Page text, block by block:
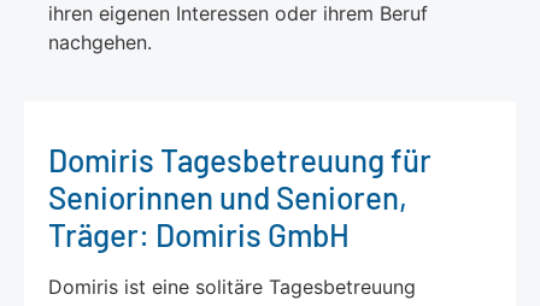
ihren eigenen Interessen oder ihrem Beruf
nachgehen.
Domiris Tagesbetreuung für
Seniorinnen und Senioren,
Träger: Domiris GmbH
Domiris ist eine solitäre Tagesbetreuung